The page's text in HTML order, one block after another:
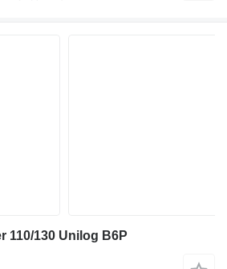
110/130 Unilog B6P